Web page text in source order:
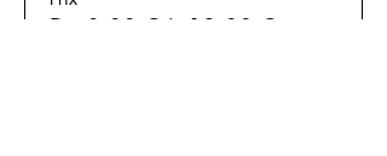
De 8,00 € à 12,00 €